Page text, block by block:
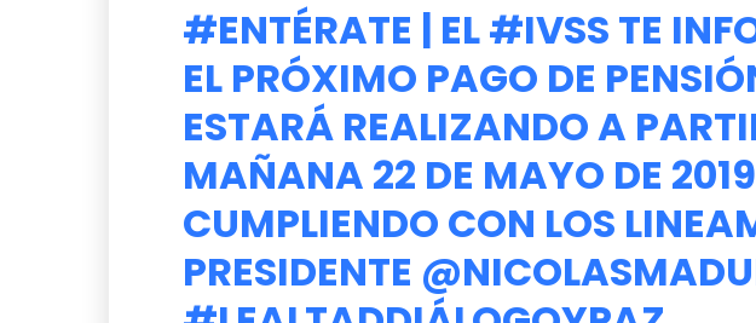
#ENTÉRATE | EL#IVSS TE
EL PRÓXIMO PAGO DE
ESTARÁ REALIZANDO A
MAÑANA 22 DE MAYO DE
CUMPLIENDO CON LOS
PRESIDENTE